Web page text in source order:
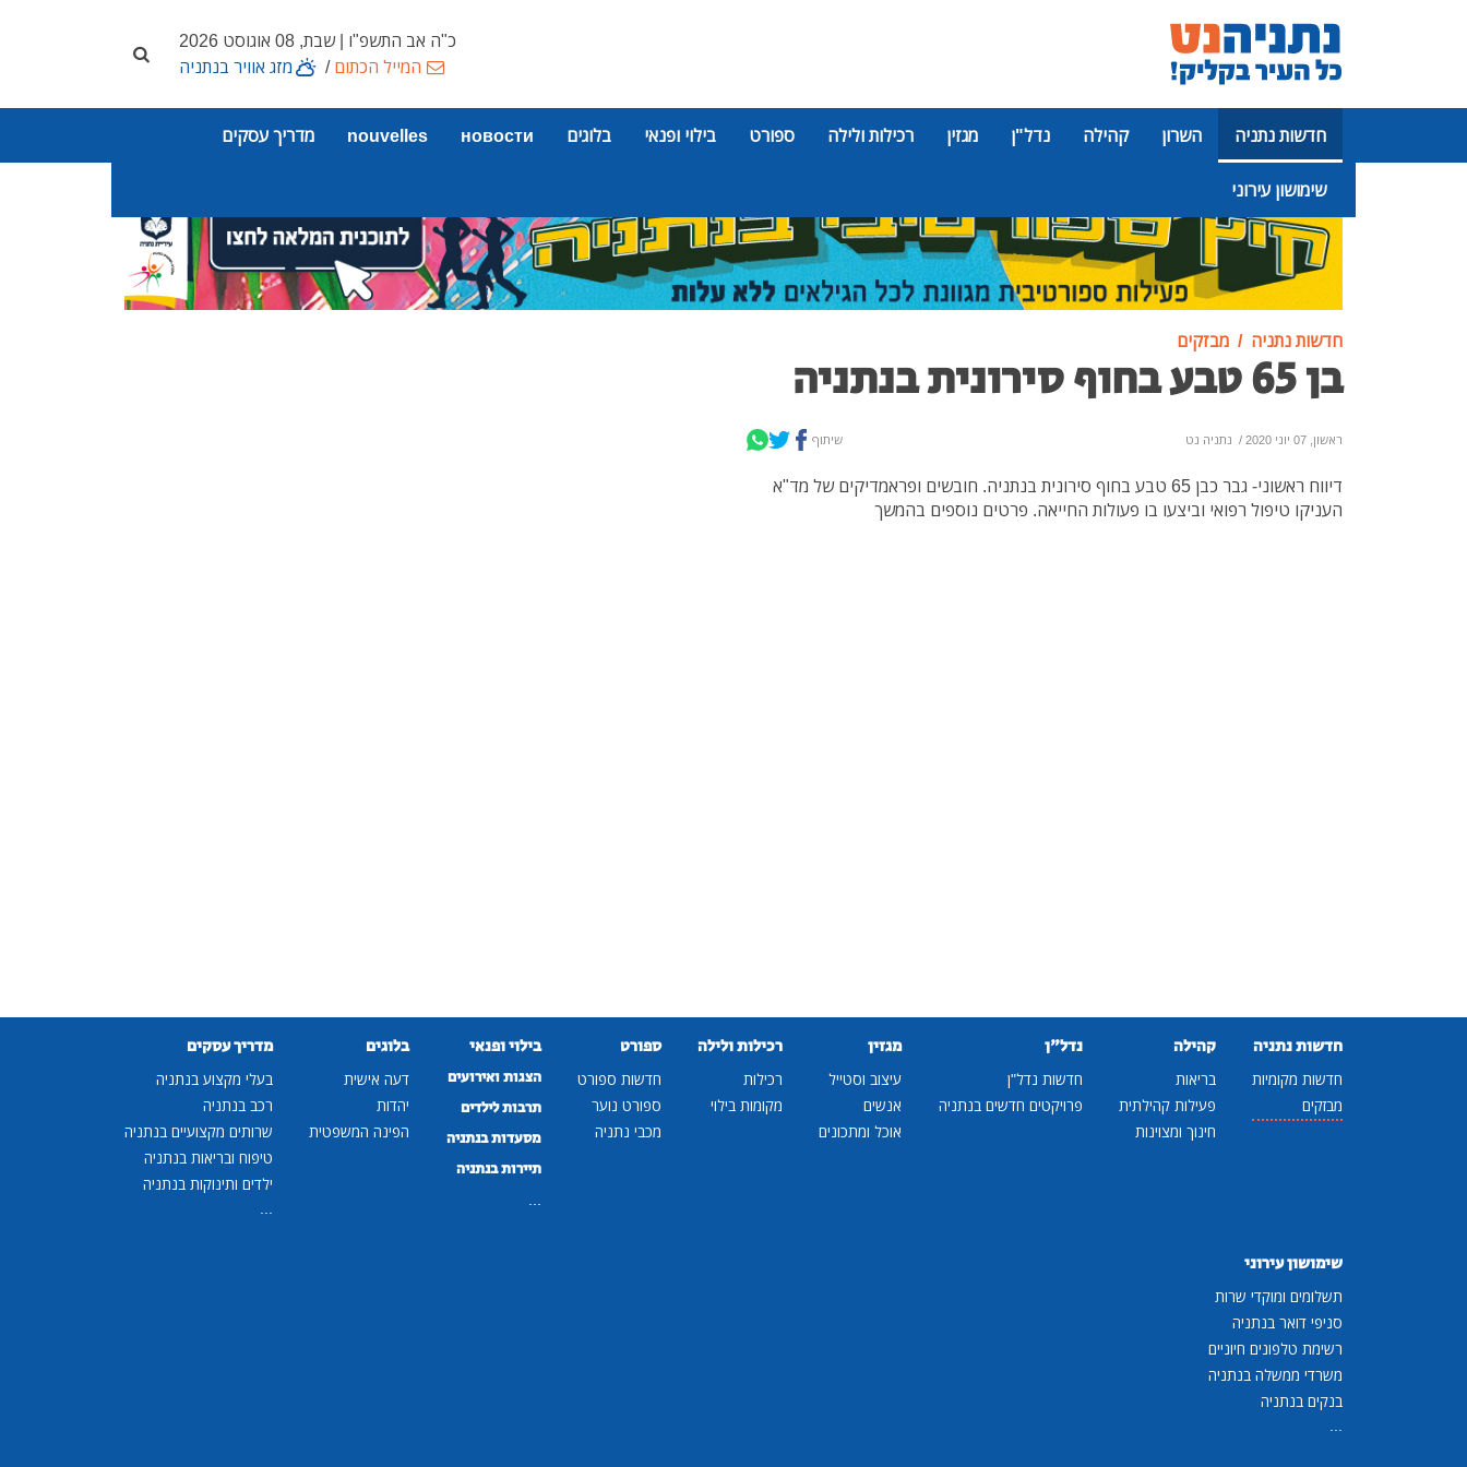
כ"ה אב התשפ"ו | שבת, 08 אוגוסט 2026
המייל הכתום/ מזג אוויר בנתניה
חדשות נתניה השרון קהילה נדל"ן מגזין רכילות ולילה ספורט בילוי ופנאי בלוגים новости
nouvelles מדריך עסקים
שימושון עירוני
פרסומת
חדשות נתניה מבזקים
בן 65 טבע בחוף סירונית בנתניה
ראשון, 07 יוני 2020 / נתניה נט שיתוף
דיווח ראשוני- גבר כבן 65 טבע בחוף סירונית בנתניה. חובשים ופראמדיקים של מד"א
העניקו טיפול רפואי וביצעו בו פעולות החייאה. פרטים נוספים בהמשך
חדשות נתניה
חדשות מקומיות
מבזקים
קהילה
בריאות
פעילות קהילתית
חינוך ומצוינות
נדל"ן
חדשות נדל"ן
פרויקטים חדשים בנתניה
מגזין
עיצוב וסטייל
אנשים
אוכל ומתכונים
רכילות ולילה
רכילות
מקומות בילוי
ספורט
חדשות ספורט
ספורט נוער
מכבי נתניה
בילוי ופנאי
הצגות ואירועים
תרבות לילדים
מסעדות בנתניה
תיירות בנתניה
...
בלוגים
דעה אישית
יהדות
הפינה המשפטית
מדריך עסקים
בעלי מקצוע בנתניה
רכב בנתניה
שרותים מקצועיים בנתניה
טיפוח ובריאות בנתניה
ילדים ותינוקות בנתניה
...
שימושון עירוני
תשלומים ומוקדי שרות
סניפי דואר בנתניה
רשימת טלפונים חיוניים
משרדי ממשלה בנתניה
בנקים בנתניה
...